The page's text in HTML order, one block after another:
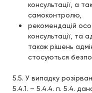
консультації, а
самоконтролю,
рекомендацій
консультації, та
також рішень
стосуються
5.5. У випадку
5.4.1. – 5.4.4. п. 5.4.